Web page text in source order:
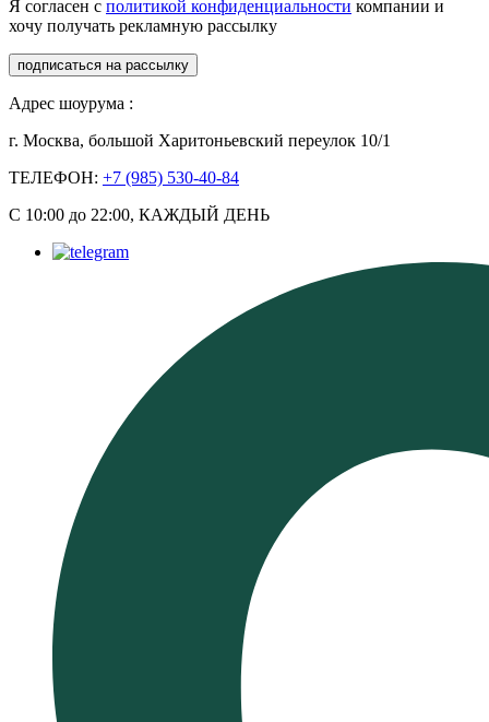
Я согласен с политикой конфиденциальности компании и
хочу получать рекламную рассылку
подписаться на рассылку
Адрес шоурума :
г. Москва, большой Харитоньевский переулок 10/1
ТЕЛЕФОН: +7 (985) 530-40-84
С 10:00 до 22:00, КАЖДЫЙ ДЕНЬ